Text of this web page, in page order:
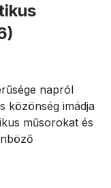
napról
közönség imádja
műsorokat és